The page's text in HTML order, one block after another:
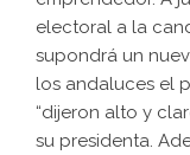
electoral a la
supondrá un
los andaluces el
“dijeron alto y
su presidenta.